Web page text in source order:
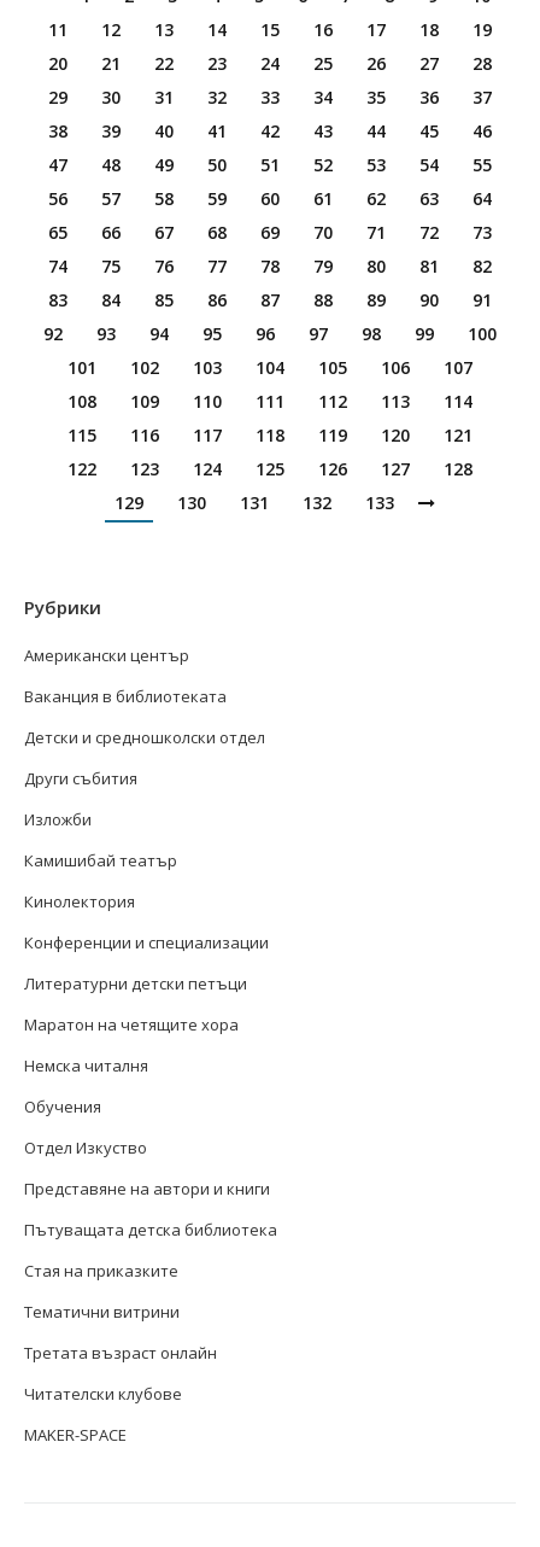
11
12 13 14 15 16 17 18
19
20
21 22 23 24 25 26 27
28
29
30 31 32 33 34 35 36
37
38
39 40 41 42 43 44 45
46
47
48 49 50 51 52 53 54
55
56
57 58 59 60 61 62 63
64
65
66 67 68 69 70 71 72
73
74
75 76 77 78 79 80 81
82
83
84 85 86 87 88 89 90
91
92
93 94 95 96 97 98 99
100
101
102 103 104 105 106
107
108
109 110 111 112 113
114
115
116 117 118 119 120
121
122
123 124 125 126 127
128
129
130 131 132 133
Рубрики
Американски център
Ваканция в библиотеката
Детски и средношколски отдел
Други събития
Изложби
Камишибай театър
Кинолектория
Конференции и специализации
Литературни детски петъци
Маратон на четящите хора
Немска читалня
Обучения
Отдел Изкуство
Представяне на автори и книги
Пътуващата детска библиотека
Стая на приказките
Тематични витрини
Третата възраст онлайн
Читателски клубове
MAKER-SPACE